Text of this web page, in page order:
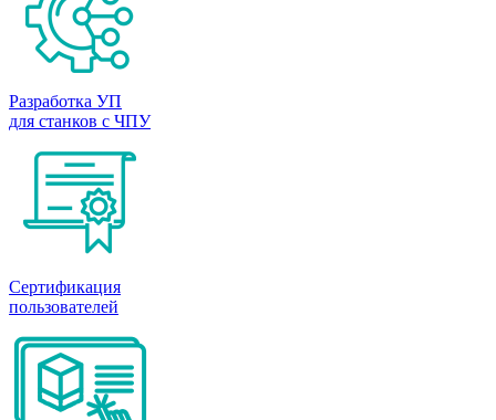
Разработка УП
для станков с ЧПУ
Сертификация
пользователей